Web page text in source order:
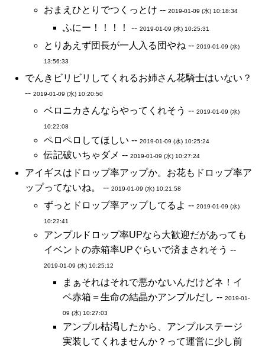
おまえひとりでつくっとけ -- 2019-01-09 (水) 10:18:34
ふにー！！！！ -- 2019-01-09 (水) 10:25:31
とりあえず団長が一人入る団やね -- 2019-01-09 (水)
13:56:33
でんきビリビリしてくれるお姉さん花騎士はいない？
-- 2019-01-09 (水) 10:20:50
ベロニカさんならやってくれそう -- 2019-01-09 (水)
10:22:08
ペロペロしてほしい -- 2019-01-09 (水) 10:25:24
伝記破いちゃダメ -- 2019-01-09 (水) 10:27:24
アイギスはドロップ率アップか。お花もドロップ率ア
ップってないね。 -- 2019-01-09 (水) 10:21:58
ずっとドロップ率アップしてるよ -- 2019-01-09 (水)
10:22:41
アンプルドロップ率UPなら大歓迎だがあっても
イベントの赤箱率UPぐらいで済まされそう --
2019-01-09 (水) 10:25:12
まぁそれはそれで悪かないんだけどネ！イ
ベ赤箱＝生命の結晶かアンプルだし -- 2019-01-
09 (水) 10:27:03
アンプル枯渇したから、アンプルステージ
実装してくれませんか？って運営に少し前